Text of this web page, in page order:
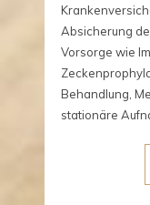
Absicherung
Vorsorge wie
Behandlung,
stationäre